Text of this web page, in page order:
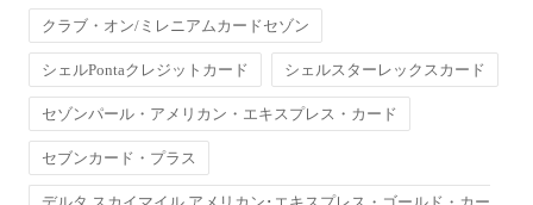
クラブ・オン/ミレニアムカードセゾン
シェルPontaクレジットカード シェルスターレックスカード
セゾンパール・アメリカン・エキスプレス・カード
セブンカード・プラス